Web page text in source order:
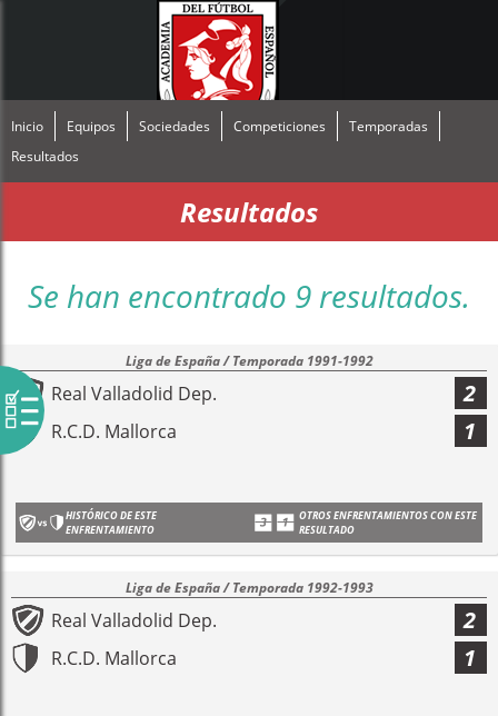
Inicio Equipos Sociedades Competiciones
Temporadas
Resultados
Resultados
Se han encontrado 9 resultados.
Liga de España / Temporada 1991-1992
Real Valladolid Dep. 2
R.C.D. Mallorca 1
HISTÓRICO DE ESTE
ENFRENTAMIENTO
OTROS ENFRENTAMIENTOS CON ESTE
RESULTADO
Liga de España / Temporada 1992-1993
Real Valladolid Dep. 2
R.C.D. Mallorca 1